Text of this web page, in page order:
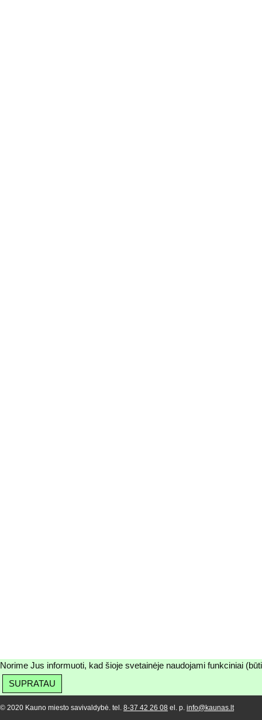
Norime Jus informuoti, kad šioje svetainėje naudojami funkciniai
SUPRATAU
© 2020 Kauno miesto savivaldybė. tel. 8-37 42 26 08 el. p. info@kaunas.lt